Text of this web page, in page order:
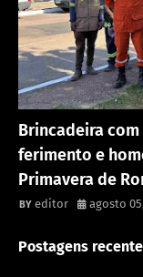
Brincadeira
ferimento e
Primavera de
editor agosto
Postagens